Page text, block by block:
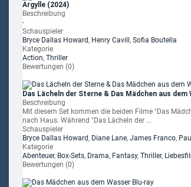
Argylle (2024)
Beschreibung
-
Schauspieler
Bryce Dallas Howard, Henry Cavill , Sofia Boutella
Kategorie
Action, Thriller
Bewertungen (0)
Das Lächeln der Sterne & Das Mädchen aus dem
Beschreibung
Mit diesem Set kommen die beiden Filme "Das
nach Haus. Während "Das Lächeln der ...
Schauspieler
Bryce Dallas Howard, Diane Lane, James Franco,
Kategorie
Abenteuer, Box-Sets, Drama, Fantasy, Thriller,
Bewertungen (0)